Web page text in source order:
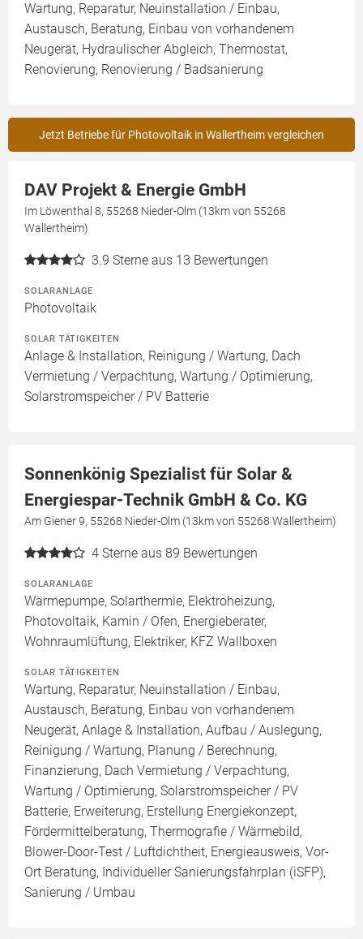
Wartung, Reparatur, Neuinstallation / Einbau,
Austausch, Beratung, Einbau von vorhandenem
Neugerät, Hydraulischer Abgleich, Thermostat,
Renovierung, Renovierung / Badsanierung
Jetzt Betriebe für Photovoltaik in Wallertheim vergleichen
DAV Projekt & Energie GmbH
Im Löwenthal 8, 55268 Nieder-Olm (13km von 55268
Wallertheim)
3.9 Sterne aus 13 Bewertungen
SOLARANLAGE
Photovoltaik
SOLAR TÄTIGKEITEN
Anlage & Installation, Reinigung / Wartung, Dach
Vermietung / Verpachtung, Wartung / Optimierung,
Solarstromspeicher / PV Batterie
Sonnenkönig Spezialist für Solar &
Energiespar-Technik GmbH & Co. KG
Am Giener 9, 55268 Nieder-Olm (13km von 55268 Wallertheim)
4 Sterne aus 89 Bewertungen
SOLARANLAGE
Wärmepumpe, Solarthermie, Elektroheizung,
Photovoltaik, Kamin / Ofen, Energieberater,
Wohnraumlüftung, Elektriker, KFZ Wallboxen
SOLAR TÄTIGKEITEN
Wartung, Reparatur, Neuinstallation / Einbau,
Austausch, Beratung, Einbau von vorhandenem
Neugerät, Anlage & Installation, Aufbau / Auslegung,
Reinigung / Wartung, Planung / Berechnung,
Finanzierung, Dach Vermietung / Verpachtung,
Wartung / Optimierung, Solarstromspeicher / PV
Batterie, Erweiterung, Erstellung Energiekonzept,
Fördermittelberatung, Thermografie / Wärmebild,
Blower-Door-Test / Luftdichtheit, Energieausweis, Vor-
Ort Beratung, Individueller Sanierungsfahrplan (iSFP),
Sanierung / Umbau